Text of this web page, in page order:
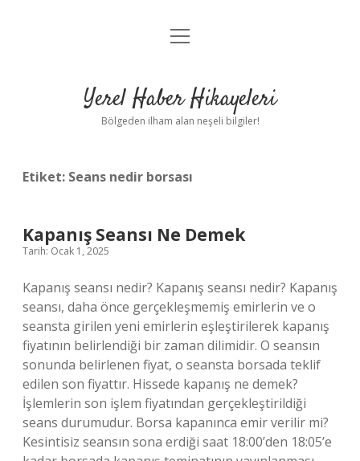
Anasayfa
Yasal Uyarı
menüyü
Yerel Haber Hikayeleri
Bölgeden ilham alan neşeli bilgiler!
Etiket: Seans nedir borsası
Kapanış Seansı Ne Demek
Tarih: Ocak 1, 2025
Kapanış seansı nedir? Kapanış seansı nedir? Kapanış
seansı, daha önce gerçekleşmemiş emirlerin ve o
seansta girilen yeni emirlerin eşleştirilerek kapanış
fiyatının belirlendiği bir zaman dilimidir. O seansın
sonunda belirlenen fiyat, o seansta borsada teklif
edilen son fiyattır. Hissede kapanış ne demek?
İşlemlerin son işlem fiyatından gerçekleştirildiği
seans durumudur. Borsa kapanınca emir verilir mi?
Kesintisiz seansın sona erdiği saat 18:00’den 18:05’e